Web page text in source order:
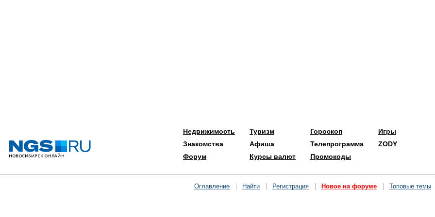
Недвижимость
Знакомства
Форум
Туризм
Афиша
Курсы валют
Гороскоп
Телепрограмма
Промокоды
Игры
ZODY
Оглавление Найти Регистрация Новое на форуме Топовые темы